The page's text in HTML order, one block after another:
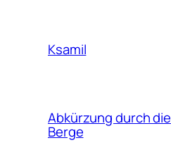
Ksamil
Abkürzung durch die
Berge